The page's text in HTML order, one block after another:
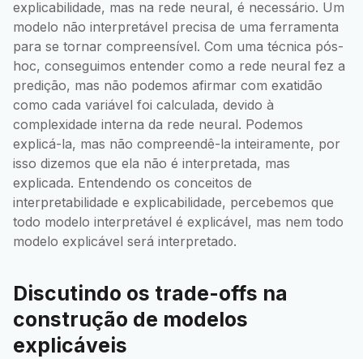
explicabilidade, mas na rede neural, é necessário. Um
modelo não interpretável precisa de uma ferramenta
para se tornar compreensível. Com uma técnica pós-
hoc, conseguimos entender como a rede neural fez a
predição, mas não podemos afirmar com exatidão
como cada variável foi calculada, devido à
complexidade interna da rede neural. Podemos
explicá-la, mas não compreendê-la inteiramente, por
isso dizemos que ela não é interpretada, mas
explicada. Entendendo os conceitos de
interpretabilidade e explicabilidade, percebemos que
todo modelo interpretável é explicável, mas nem todo
modelo explicável será interpretado.
Discutindo os trade-offs na
construção de modelos
explicáveis